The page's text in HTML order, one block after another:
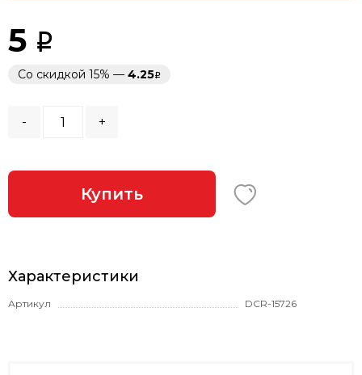
5
Со скидкой 15% — 4.25
- +
Купить
Характеристики
Артикул DCR-15726